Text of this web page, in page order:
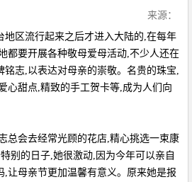
来源：
地区流行起来之后才进入大陆的,在每年
都要开展各种敬母爱母活动,不少人还在
铭志,以表达对母亲的崇敬。名贵的珠宝,
心甜点,精致的手工贺卡等,成为人们向
总会去经常光顾的花店,精心挑选一束康
别的日子,她很激动,因为今年可以亲自
,让母亲节更加温馨有意义。原来她是报